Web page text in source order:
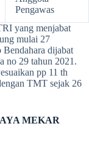
Pengawas
yang menjabat
mulai 27
Bendahara dijabat
no 29 tahun 2021.
pp 11 th
TMT sejak 26
MEKAR